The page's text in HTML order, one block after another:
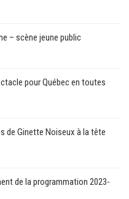
– scène jeune public
pour Québec en toutes
de Ginette Noiseux à la tête
de la programmation 2023-